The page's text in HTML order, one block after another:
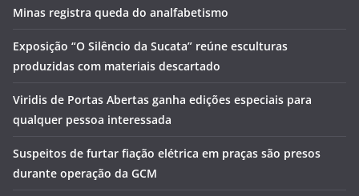
Minas registra queda do analfabetismo
Exposição “O Silêncio da Sucata” reúne esculturas
produzidas com materiais descartado
Viridis de Portas Abertas ganha edições especiais para
qualquer pessoa interessada
Suspeitos de furtar fiação elétrica em praças são presos
durante operação da GCM